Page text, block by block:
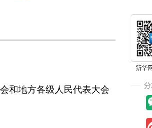
和地方各级人民代表大会